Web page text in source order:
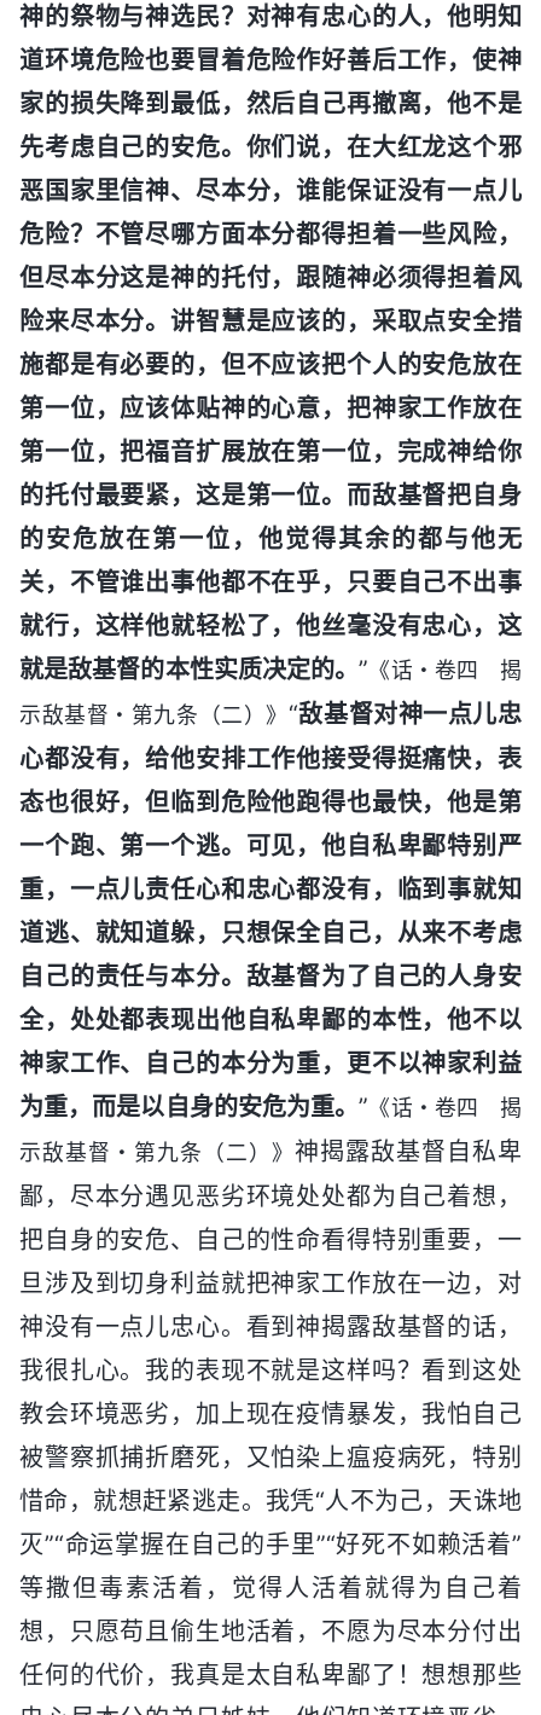
神的祭物与神选民？对神有忠心的人，他明知
道环境危险也要冒着危险作好善后工作，使神
家的损失降到最低，然后自己再撤离，他不是
先考虑自己的安危。你们说，在大红龙这个邪
恶国家里信神、尽本分，谁能保证没有一点儿
危险？不管尽哪方面本分都得担着一些风险，
但尽本分这是神的托付，跟随神必须得担着风
险来尽本分。讲智慧是应该的，采取点安全措
施都是有必要的，但不应该把个人的安危放在
第一位，应该体贴神的心意，把神家工作放在
第一位，把福音扩展放在第一位，完成神给你
的托付最要紧，这是第一位。而敌基督把自身
的安危放在第一位，他觉得其余的都与他无
关，不管谁出事他都不在乎，只要自己不出事
就行，这样他就轻松了，他丝毫没有忠心，这
就是敌基督的本性实质决定的。” 《话・卷四 揭
示敌基督・第九条（二）》 “敌基督对神一点儿忠
心都没有，给他安排工作他接受得挺痛快，表
态也很好，但临到危险他跑得也最快，他是第
一个跑、第一个逃。可见，他自私卑鄙特别严
重，一点儿责任心和忠心都没有，临到事就知
道逃、就知道躲，只想保全自己，从来不考虑
自己的责任与本分。敌基督为了自己的人身安
全，处处都表现出他自私卑鄙的本性，他不以
神家工作、自己的本分为重，更不以神家利益
为重，而是以自身的安危为重。” 《话・卷四 揭
示敌基督・第九条（二）》 神揭露敌基督自私卑
鄙，尽本分遇见恶劣环境处处都为自己着想，
把自身的安危、自己的性命看得特别重要，一
旦涉及到切身利益就把神家工作放在一边，对
神没有一点儿忠心。看到神揭露敌基督的话，
我很扎心。我的表现不就是这样吗？看到这处
教会环境恶劣，加上现在疫情暴发，我怕自己
被警察抓捕折磨死，又怕染上瘟疫病死，特别
惜命，就想赶紧逃走。我凭“人不为己，天诛地
灭”“命运掌握在自己的手里”“好死不如赖活着”
等撒但毒素活着，觉得人活着就得为自己着
想，只愿苟且偷生地活着，不愿为尽本分付出
任何的代价，我真是太自私卑鄙了！想想那些